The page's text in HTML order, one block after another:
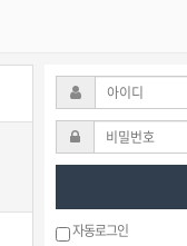
자동로그인